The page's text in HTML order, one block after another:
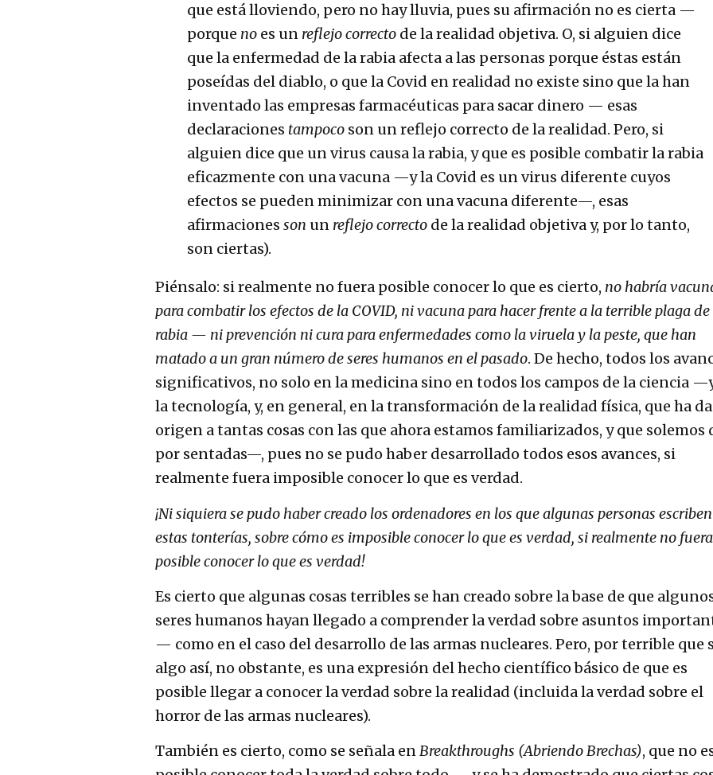
que está lloviendo, pero no hay lluvia, pues su afirmación no es cierta —
porque no es un reflejo correcto de la realidad objetiva. O, si alguien dice
que la enfermedad de la rabia afecta a las personas porque éstas están
poseídas del diablo, o que la Covid en realidad no existe sino que la han
inventado las empresas farmacéuticas para sacar dinero — esas
declaraciones tampoco son un reflejo correcto de la realidad. Pero, si
alguien dice que un virus causa la rabia, y que es posible combatir la rabia
eficazmente con una vacuna —y la Covid es un virus diferente cuyos
efectos se pueden minimizar con una vacuna diferente—, esas
afirmaciones son un reflejo correcto de la realidad objetiva y, por lo tanto,
son ciertas).
Piénsalo: si realmente no fuera posible conocer lo que es cierto, no habría
para combatir los efectos de la COVID, ni vacuna para hacer frente a la terrible plaga
rabia — ni prevención ni cura para enfermedades como la viruela y la peste, que han
matado a un gran número de seres humanos en el pasado. De hecho, todos los
significativos, no solo en la medicina sino en todos los campos de la ciencia
la tecnología, y, en general, en la transformación de la realidad física, que ha
origen a tantas cosas con las que ahora estamos familiarizados, y que solemos
por sentadas—, pues no se pudo haber desarrollado todos esos avances, si
realmente fuera imposible conocer lo que es verdad.
¡Ni siquiera se pudo haber creado los ordenadores en los que algunas personas escriben
estas tonterías, sobre cómo es imposible conocer lo que es verdad, si realmente no fuera
posible conocer lo que es verdad!
Es cierto que algunas cosas terribles se han creado sobre la base de que
seres humanos hayan llegado a comprender la verdad sobre asuntos
— como en el caso del desarrollo de las armas nucleares. Pero, por terrible que
algo así, no obstante, es una expresión del hecho científico básico de que es
posible llegar a conocer la verdad sobre la realidad (incluida la verdad sobre el
horror de las armas nucleares).
También es cierto, como se señala enBreakthroughs (Abriendo Brechas), que no